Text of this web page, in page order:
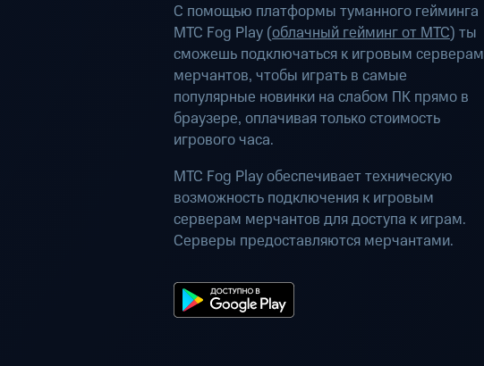
С помощью платформы туманного гейминга
МТС Fog Play (облачный гейминг от МТС) ты
сможешь подключаться к игровым серверам
мерчантов, чтобы играть в самые
популярные новинки на слабом ПК прямо в
браузере, оплачивая только стоимость
игрового часа.
МТС Fog Play обеспечивает техническую
возможность подключения к игровым
серверам мерчантов для доступа к играм.
Серверы предоставляются мерчантами.